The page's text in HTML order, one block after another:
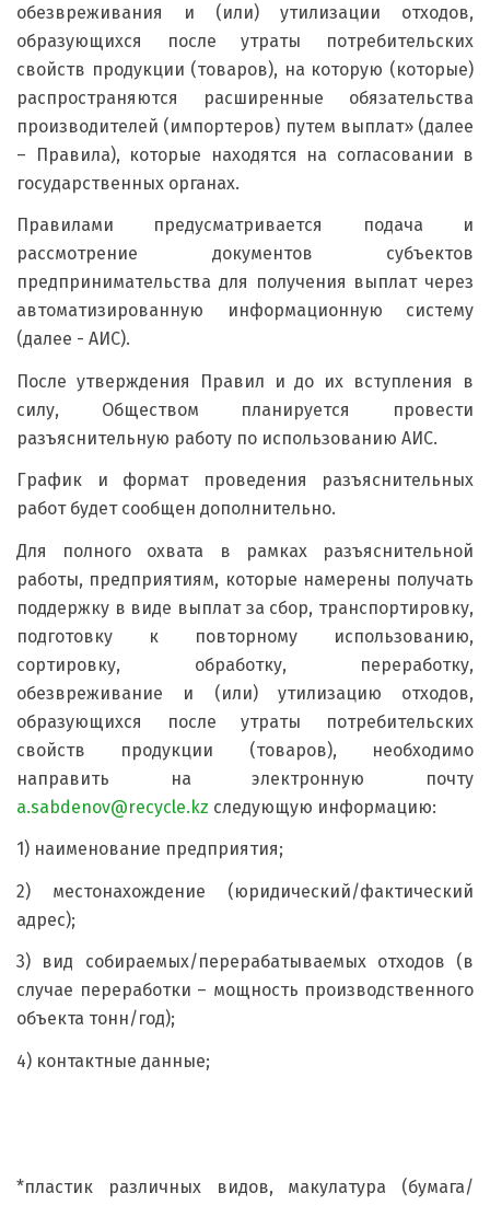
обезвреживания и (или) утилизации отходов,
образующихся после утраты потребительских
свойств продукции (товаров), на которую (которые)
распространяются расширенные обязательства
производителей (импортеров) путем выплат» (далее
– Правила), которые находятся на согласовании в
государственных органах.
Правилами предусматривается подача и
рассмотрение документов субъектов
предпринимательства для получения выплат через
автоматизированную информационную систему
(далее - АИС).
После утверждения Правил и до их вступления в
силу, Обществом планируется провести
разъяснительную работу по использованию АИС.
График и формат проведения разъяснительных
работ будет сообщен дополнительно.
Для полного охвата в рамках разъяснительной
работы, предприятиям, которые намерены получать
поддержку в виде выплат за сбор, транспортировку,
подготовку к повторному использованию,
сортировку, обработку, переработку,
обезвреживание и (или) утилизацию отходов,
образующихся после утраты потребительских
свойств продукции (товаров), необходимо
направить на электронную почту
a.sabdenov@recycle.kz следующую информацию:
1) наименование предприятия;
2) местонахождение (юридический/фактический
адрес);
3) вид собираемых/перерабатываемых отходов (в
случае переработки – мощность производственного
объекта тонн/год);
4) контактные данные;
*пластик различных видов, макулатура (бумага/